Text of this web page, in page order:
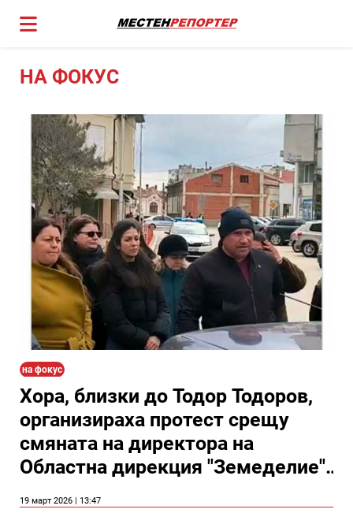
НА ФОКУС
на фокус
Хора, близки до Тодор Тодоров,
организираха протест срещу
смяната на директора на
Областна дирекция "Земеделие"
19 март 2026 | 13:47